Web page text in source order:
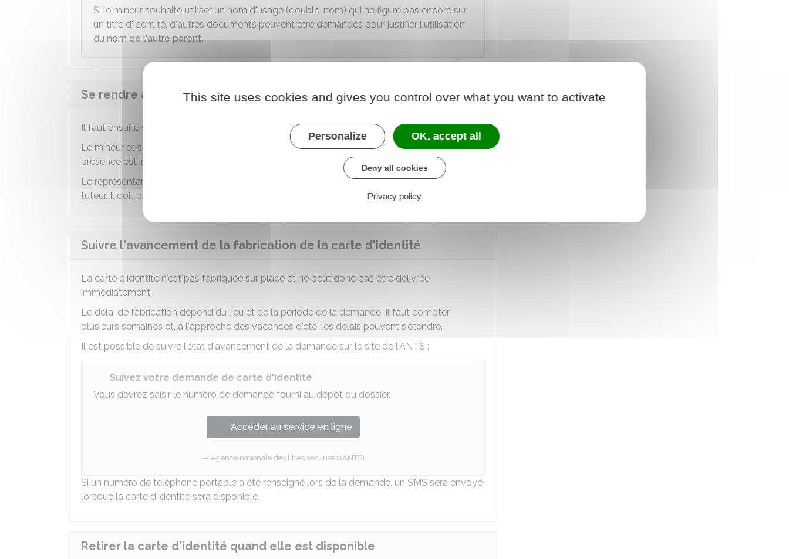
Si le mineur souhaite utiliser un nom d'usage (double-nom) qui ne figure pas encore sur
un titre d'identité, d'autres documents peuvent être demandés pour justifier l'utilisation
du nom de l'autre parent.
Se rendre au lieu choisi pour déposer la demande
Il faut ensuite se rendre au lieu choisi avec les documents justificatifs.
Le mineur et son
doivent se présenterensembleau guichet. Leur
présence est indispensable.
Le représentant légal doit exercer
. Il peut s'agir du père, de la mère ou du
tuteur. Il doit présenter sa propre pièce d'identité.
Suivre l'avancement de la fabrication de la carte d'identité
La carte d'identité n'est pas fabriquée sur place et ne peut donc pas être délivrée
immédiatement.
Le délai de fabrication dépend du lieu et de la période de la demande. Il faut compter
plusieurs semaines et, à l'approche des vacances d'été, les délais peuvent s'étendre.
Il est possible de suivre l'état d'avancement de la demande sur le site de l'ANTS :
Suivez votre demande de carte d'identité
Vous devrez saisir le numéro de demande fourni au dépôt du dossier.
Accéder au service en ligne
Agence nationale des titres sécurisés (ANTS)
Si un numéro de téléphone portable a été renseigné lors de la demande, un SMS sera envoyé
lorsque la carte d'identité sera disponible.
Retirer la carte d'identité quand elle est disponible
This site uses cookies and gives you control over what you want to activate
Personalize OK, accept all
Deny all cookies
Privacy policy